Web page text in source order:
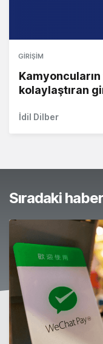
GIRIŞIM
kolaylaştıran
İdil Dilber
Sıradaki haber